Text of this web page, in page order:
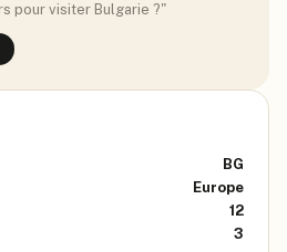
pour visiter Bulgarie ?"
BG
Europe
12
3